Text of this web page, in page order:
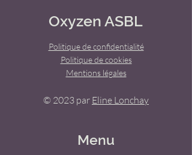
Oxyzen ASBL
Politique de confidentialité
Politique de cookies
Mentions légales
© 2023 par Eline Lonchay
Menu